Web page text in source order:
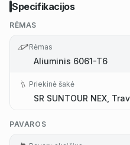
Specifikacijos
RĖMAS
Rėmas
Aliuminis 6061-T6
Priekinė šakė
SR SUNTOUR NEX,
PAVAROS